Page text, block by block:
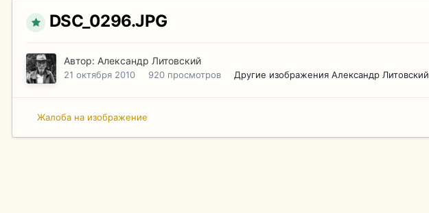
DSC_0296.JPG
Автор: Александр Литовский
21 октября 2010 920 просмотров Другие изображения Александр Литовский
Жалоба на изображение